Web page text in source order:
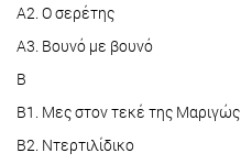
A2. Ο σερέτης
A3. Βουνό με βουνό
Β
B1. Μες στον τεκέ της Μαριγώς
B2. Ντερτιλίδικο